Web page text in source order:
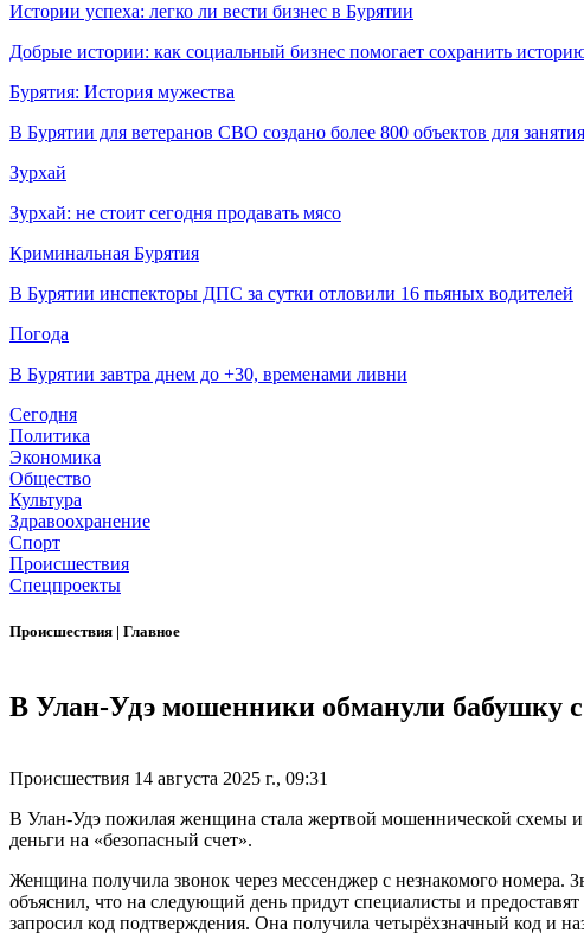
Истории успеха: легко ли вести бизнес в Бурятии
Добрые истории: как социальный бизнес помогает сохранить
Бурятия: История мужества
В Бурятии для ветеранов СВО создано более 800 объектов для
Зурхай
Зурхай: не стоит сегодня продавать мясо
Криминальная Бурятия
В Бурятии инспекторы ДПС за сутки отловили 16 пьяных водителей
Погода
В Бурятии завтра днем до +30, временами ливни
Сегодня
Политика
Экономика
Общество
Культура
Здравоохранение
Спорт
Происшествия
Спецпроекты
Происшествия | Главное
В Улан-Удэ мошенники обманули бабушку
Происшествия 14 августа 2025 г., 09:31
В Улан-Удэ пожилая женщина стала жертвой мошеннической схемы и
деньги на «безопасный счет».
Женщина получила звонок через мессенджер с незнакомого
объяснил, что на следующий день придут специалисты и
запросил код подтверждения. Она получила четырёхзначный код и